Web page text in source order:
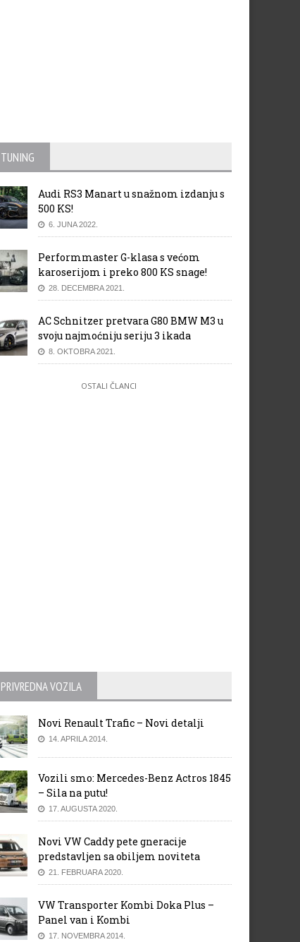
TUNING
Audi RS3 Manart u snažnom izdanju s
500 KS!
6. JUNA 2022.
Performmaster G-klasa s većom
karoserijom i preko 800 KS snage!
28. DECEMBRA 2021.
AC Schnitzer pretvara G80 BMW M3 u
svoju najmoćniju seriju 3 ikada
8. OKTOBRA 2021.
OSTALI ČLANCI
PRIVREDNA VOZILA
Novi Renault Trafic – Novi detalji
14. APRILA 2014.
Vozili smo: Mercedes-Benz Actros 1845
– Sila na putu!
17. AUGUSTA 2020.
Novi VW Caddy pete gneracije
predstavljen sa obiljem noviteta
21. FEBRUARA 2020.
VW Transporter Kombi Doka Plus –
Panel van i Kombi
17. NOVEMBRA 2014.